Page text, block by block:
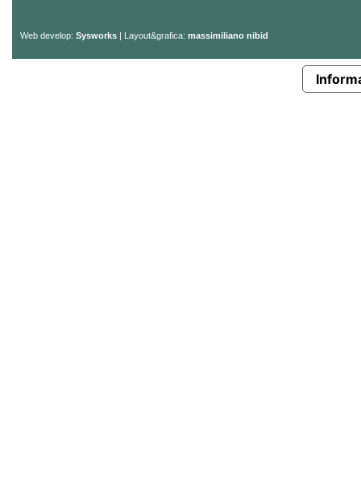
Web develop: Sysworks | Layout&grafica: massimiliano nibid